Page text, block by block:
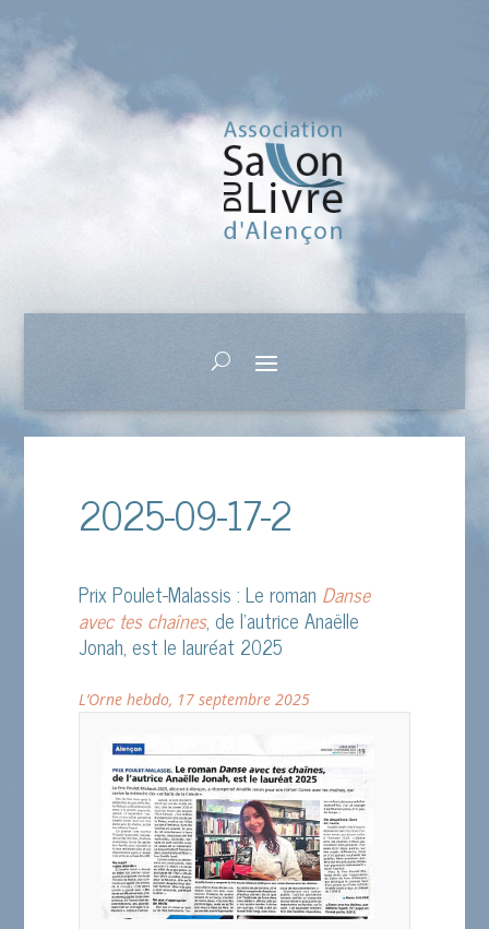
2025-09-17-2
Prix Poulet-Malassis : Le roman Danse
avec tes chaînes, de l’autrice Anaëlle
Jonah, est le lauréat 2025
L’Orne hebdo, 17 septembre 2025